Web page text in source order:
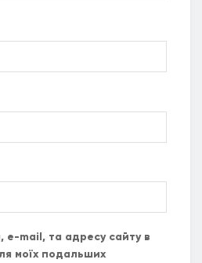
e-mail, та адресу сайту в
моїх подальших